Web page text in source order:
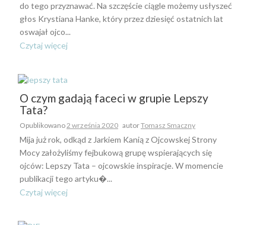
do tego przyznawać. Na szczęście ciągle możemy usłyszeć
głos Krystiana Hanke, który przez dziesięć ostatnich lat
oswajał ojco...
Czytaj więcej
O czym gadają faceci w grupie Lepszy
Tata?
Opublikowano2 września 2020 autorTomasz Smaczny
Mija już rok, odkąd z Jarkiem Kanią z Ojcowskej Strony
Mocy założyliśmy fejbukową grupę wspierających się
ojców: Lepszy Tata – ojcowskie inspiracje. W momencie
publikacji tego artyku�...
Czytaj więcej